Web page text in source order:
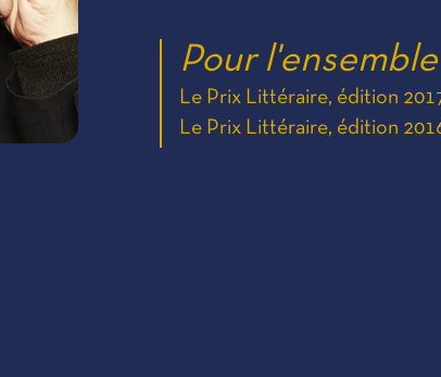
Pour
Le Prix Littéraire, édition
Le Prix Littéraire, édition